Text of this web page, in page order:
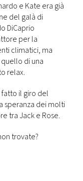
e Kate era già
del galà di
DiCaprio
per la
climatici, ma
di una
relax.
il giro del
speranza dei molti
tra Jack e Rose.
trovate?